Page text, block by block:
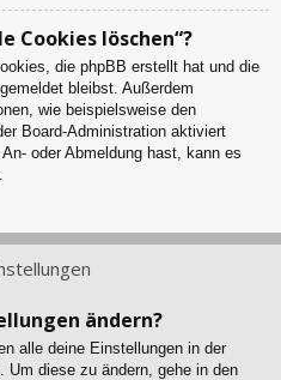
Cookies löschen“?
die phpBB erstellt hat und die
bleibst. Außerdem
wie beispielsweise den
Board-Administration aktiviert
oder Abmeldung hast, kann es
ändern?
alle deine Einstellungen in der
Um diese zu ändern, gehe in den